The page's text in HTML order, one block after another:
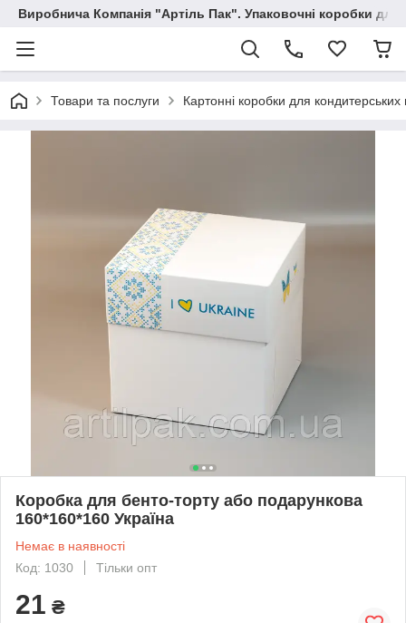
Виробнича Компанія "Артіль Пак". Упаковочні коробки для
Товари та послуги Картонні коробки для кондитерських
Коробка для бенто-торту або подарункова
160*160*160 Україна
Немає в наявності
Код: 1030
Тільки опт
21 ₴